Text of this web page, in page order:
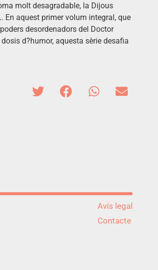
molt desagradable, la Dijous
En aquest primer volum integral, que
desordenadors del Doctor
d?humor, aquesta sèrie desafia
Avís legal
Contacte